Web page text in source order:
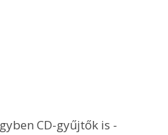
CD-gyűjtők is -